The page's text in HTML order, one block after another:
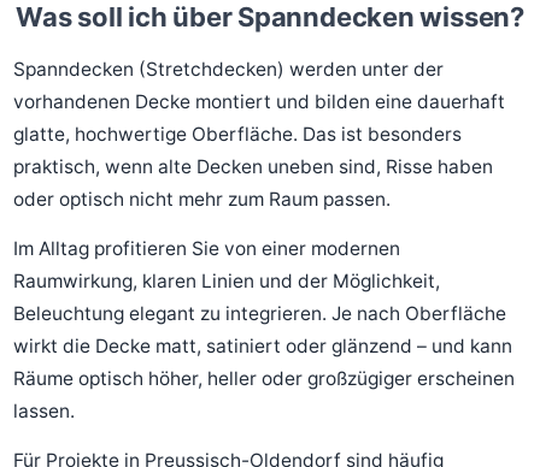
Was soll ich über Spanndecken wissen?
Spanndecken (Stretchdecken) werden unter der
vorhandenen Decke montiert und bilden eine dauerhaft
glatte, hochwertige Oberfläche. Das ist besonders
praktisch, wenn alte Decken uneben sind, Risse haben
oder optisch nicht mehr zum Raum passen.
Im Alltag profitieren Sie von einer modernen
Raumwirkung, klaren Linien und der Möglichkeit,
Beleuchtung elegant zu integrieren. Je nach Oberfläche
wirkt die Decke matt, satiniert oder glänzend – und kann
Räume optisch höher, heller oder großzügiger erscheinen
lassen.
Für Projekte in Preussisch-Oldendorf sind häufig